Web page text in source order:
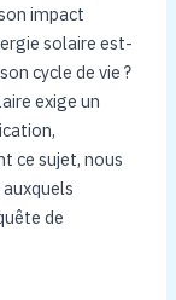
impact
solaire est-
cycle de vie ?
exige un
ce sujet, nous
de